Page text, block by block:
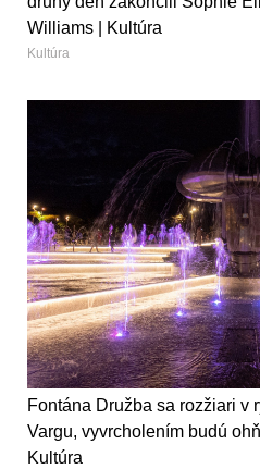
Williams | Kultúra
Kultúra
Fontána Družba sa rozžiari v
Vargu, vyvrcholením budú
Kultúra